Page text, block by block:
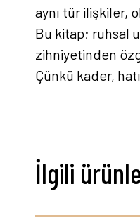
aynı tür ilişkiler,
Bu kitap; ruhsal
zihniyetinden
Çünkü kader,
İlgili